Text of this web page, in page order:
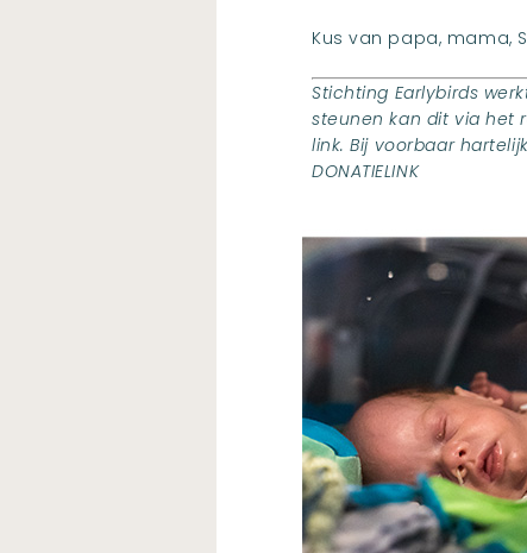
Kus van papa, mama,
Stichting Earlybirds
steunen kan dit via het
link. Bij voorbaar
DONATIELINK